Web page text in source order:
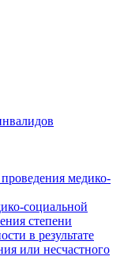
медико-
социальной
степени
в результате
или несчастного